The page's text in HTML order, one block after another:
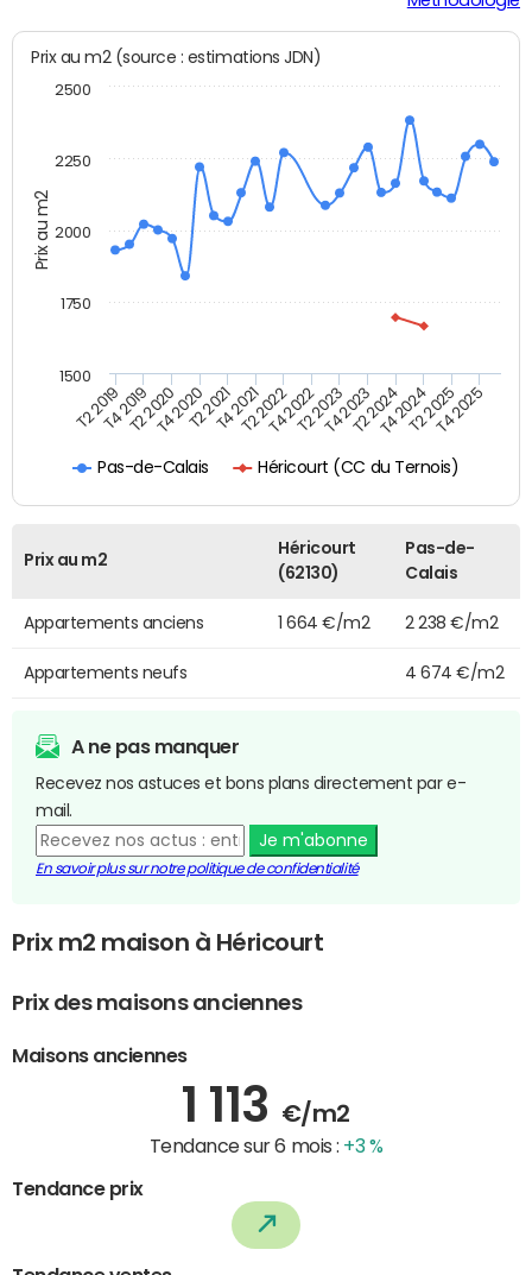
Prix au m2
Prix au m2 (source : estimations JDN)
Pas-de-Calais Héricourt (CC du Ternois)
T2 2019T4 2019T2 2020T4 2020T2 2021T4 2021T2 2022T4 2022T2 2023T4 2023T2 2024T4 2024T2 2025T4 2025
2000
1500
1750
2250
2500
Prix au m2
Héricourt
(62130)
Pas-de-
Calais
Appartements anciens 1 664 €/m2 2 238 €/m2
Appartements neufs 4 674 €/m2
A ne pas manquer
Recevez nos astuces et bons plans directement par e-
mail.
Je m'abonne
En savoir plus sur notre politique de confidentialité
Prix m2 maison à Héricourt
Prix des maisons anciennes
Maisons anciennes
1 113 €/m2
Tendance sur 6 mois : +3 %
Tendance prix